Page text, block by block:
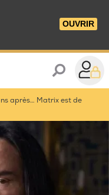
OUVRIR
après… Matrix est de